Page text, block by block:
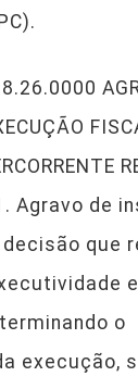
Agravo de
que
o
execução,